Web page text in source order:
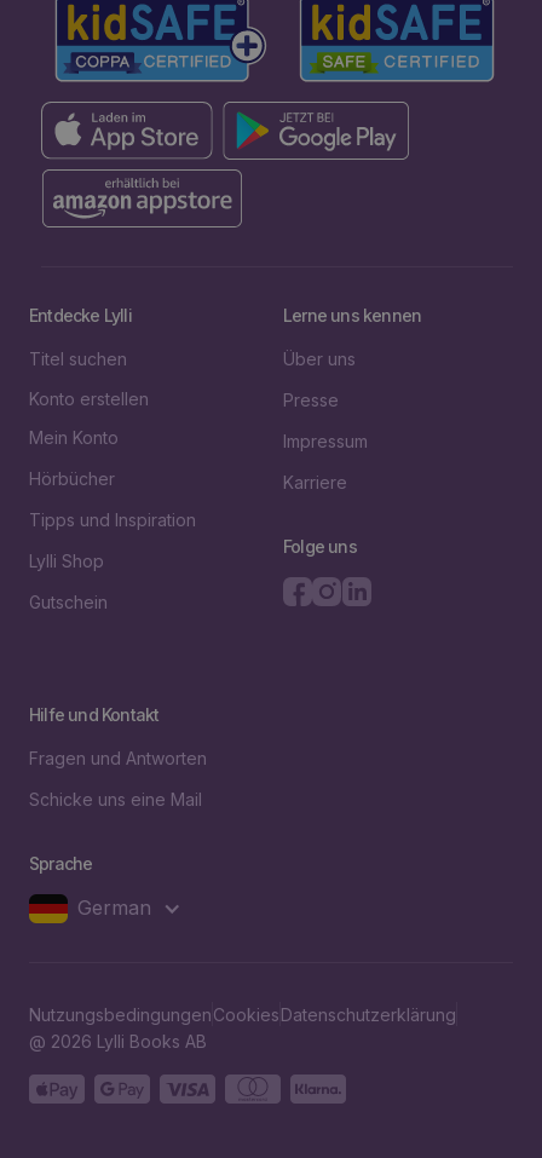
Entdecke Lylli
Titel suchen
Konto erstellen
Mein Konto
Hörbücher
Tipps und Inspiration
Lylli Shop
Gutschein
Lerne uns kennen
Über uns
Presse
Impressum
Karriere
Folge uns
Hilfe und Kontakt
Fragen und Antworten
Schicke uns eine Mail
Sprache
German
NutzungsbedingungenCookiesDatenschutzerklärung
@ 2026 Lylli Books AB